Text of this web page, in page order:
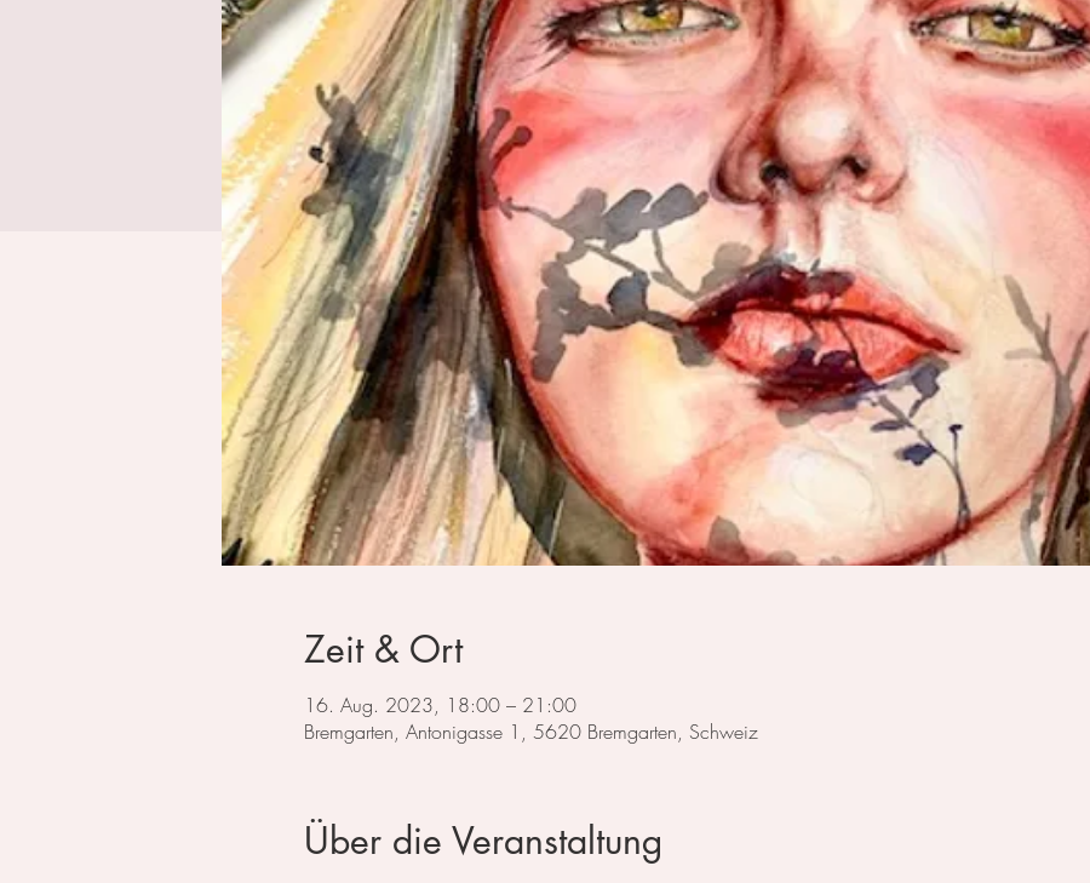
Zeit & Ort
16. Aug. 2023, 18:00 – 21:00
Bremgarten, Antonigasse 1, 5620 Bremgarten, Schweiz
Über die Veranstaltung